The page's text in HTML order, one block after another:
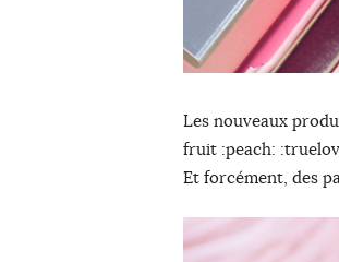
Les nouveaux
fruit :peach:
Et forcément, des